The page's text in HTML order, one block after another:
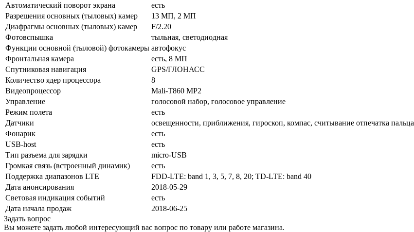
Автоматический поворот экрана
есть
Разрешения основных (тыловых) камер
13 МП, 2 МП
Диафрагмы основных (тыловых) камер
F/2.20
Фотовспышка
тыльная, светодиодная
Функции основной (тыловой) фотокамеры автофокус
Фронтальная камера
есть, 8 МП
Спутниковая навигация
GPS/ГЛОНАСС
Количество ядер процессора
8
Видеопроцессор
Mali-T860 MP2
Управление
голосовой набор, голосовое управление
Режим полета
есть
Датчики
освещенности, приближения, гироскоп, компас, считывание отпечатка пальца
Фонарик
есть
USB-host
есть
Тип разъема для зарядки
micro-USB
Громкая связь (встроенный динамик)
есть
Поддержка диапазонов LTE
FDD-LTE: band 1, 3, 5, 7, 8, 20; TD-LTE: band 40
Дата анонсирования
2018-05-29
Световая индикация событий
есть
Дата начала продаж
2018-06-25
Задать вопрос
Вы можете задать любой интересующий вас вопрос по товару или работе магазина.